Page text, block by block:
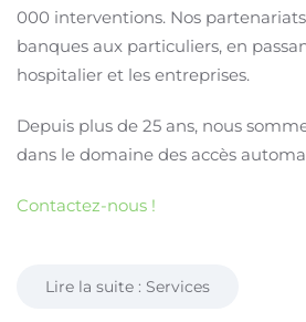
000 interventions. Nos
banques aux particuliers, en
hospitalier et les entreprises.
Depuis plus de 25 ans, nous
dans le domaine des accès
Contactez-nous !
Lire la suite : Services